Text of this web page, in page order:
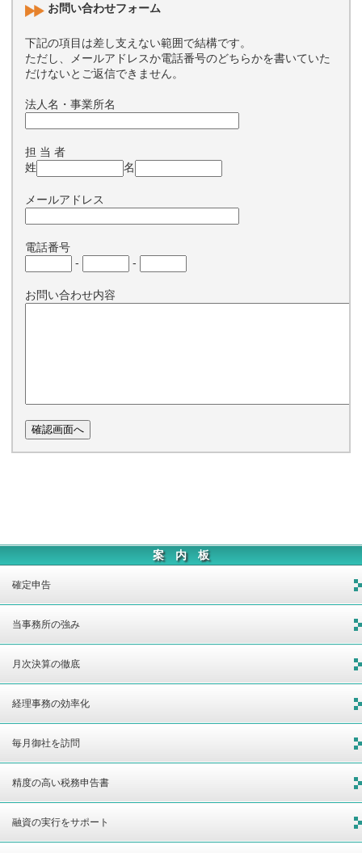
お問い合わせフォーム
下記の項目は差し支えない範囲で結構です。
ただし、メールアドレスか電話番号のどちらかを書いていた
だけないとご返信できません。
法人名・事業所名
担 当 者
姓
名
メールアドレス
電話番号
-
-
お問い合わせ内容
案 内 板
確定申告
当事務所の強み
月次決算の徹底
経理事務の効率化
毎月御社を訪問
精度の高い税務申告書
融資の実行をサポート